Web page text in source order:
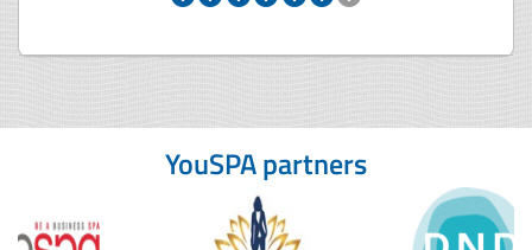
YouSPA partners